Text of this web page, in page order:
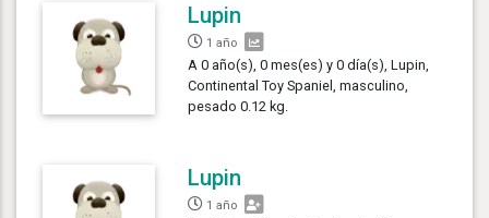
Lupin
1 año
A 0 año(s), 0 mes(es) y 0 día(s), Lupin,
Continental Toy Spaniel, masculino,
pesado 0.12 kg.
Lupin
1 año